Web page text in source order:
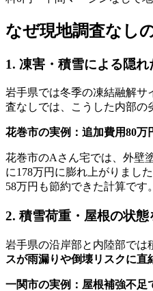
なぜ現地調査なし
1. 凍害・積雪による隠
岩手県では冬季の凍結融解サ
査なしでは、こうした内部の
花巻市の実例：追加費用80
花巻市のAさん宅では、外壁
に178万円に膨れ上がりまし
58万円も節約できた計算です。
2. 積雪荷重・屋根の状
岩手県の沿岸部と内陸部では
スが雨漏りや倒壊リスクに直
一関市の実例：屋根補強不足